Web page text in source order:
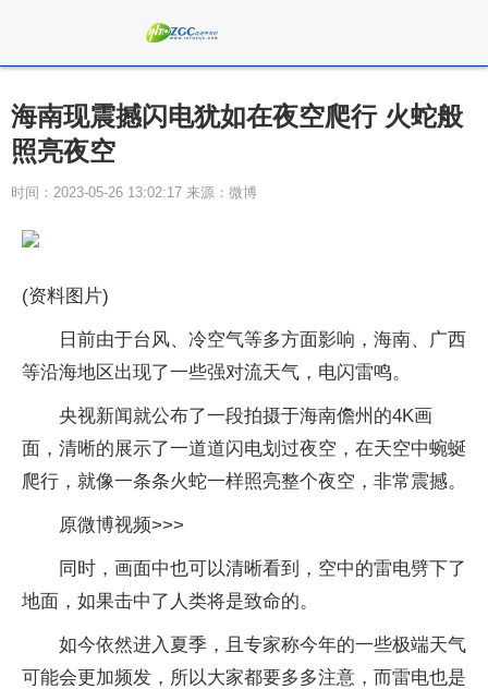
海南现震撼闪电犹如在夜空爬行 火蛇般
照亮夜空
时间：2023-05-26 13:02:17 来源：微博
(资料图片)
日前由于台风、冷空气等多方面影响，海南、广西
等沿海地区出现了一些强对流天气，电闪雷鸣。
央视新闻就公布了一段拍摄于海南儋州的4K画
面，清晰的展示了一道道闪电划过夜空，在天空中蜿蜒
爬行，就像一条条火蛇一样照亮整个夜空，非常震撼。
原微博视频>>>
同时，画面中也可以清晰看到，空中的雷电劈下了
地面，如果击中了人类将是致命的。
如今依然进入夏季，且专家称今年的一些极端天气
可能会更加频发，所以大家都要多多注意，而雷电也是